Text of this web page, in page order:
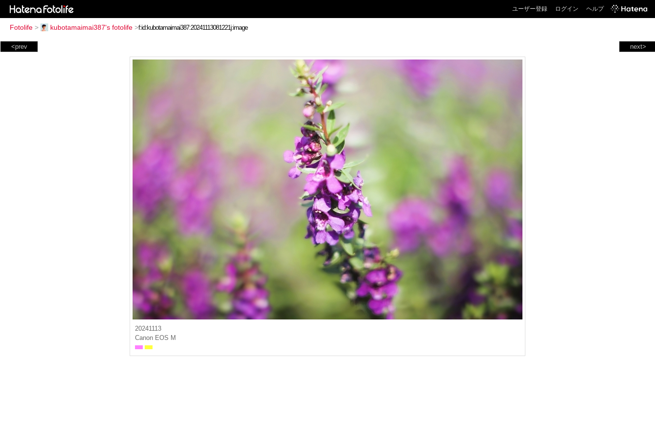
ユーザー登録 ログイン ヘルプ
Fotolife > kubotamaimai387's fotolife >
next>
<prev
20241113
Canon EOS M